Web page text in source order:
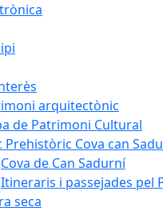
arquitectònic
de Patrimoni Cultural
Prehistòric Cova can
Cova de Can Sadurní
Itineraris i passejades pel
seca